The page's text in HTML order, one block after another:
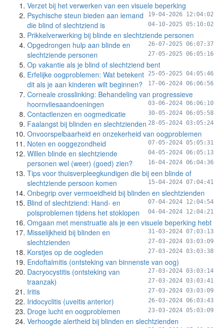
Verzet bij het verwerken van een visuele beperking
19-04-2026 12:04:02
Psychische steun bieden aan iemand
die blind of slechtziend is
04-10-2025 05:10:02
Prikkelverwerking bij blinde en slechtziende personen
26-07-2025 06:07:37
Opgedrongen hulp aan blinde en
slechtziende personen
27-05-2025 06:05:16
Op vakantie als je blind of slechtziend bent
25-05-2025 04:05:46
Erfelijke oogproblemen: Wat betekent
dit als je aan kinderen wilt beginnen?
17-06-2024 06:06:56
Corneale crosslinking: Behandeling van progressieve
hoornvliesaandoeningen
03-06-2024 06:06:10
Contactlenzen en oogmedicatie 30-05-2024 06:05:58
Faalangst bij blinden en slechtzienden 28-05-2024 03:05:24
Onvoorspelbaarheid en onzekerheid van oogproblemen
07-05-2024 05:05:31
Noten en ooggezondheid
04-05-2024 06:05:13
Willen blinde en slechtziende
personen wel (weer) (goed) zien?
16-04-2024 06:04:36
Tips voor thuisverpleegkundigen die bij een blinde of
slechtziende persoon komen
15-04-2024 07:04:41
Onbegrip over vermoeidheid bij blinden en slechtzienden
07-04-2024 12:04:54
Blind of slechtziend: Hand- en
polsproblemen tijdens het stoklopen
04-04-2024 12:04:21
Omgaan met menstruatie als je een visuele beperking hebt
31-03-2024 07:03:13
Misselijkheid bij blinden en
slechtzienden
27-03-2024 03:03:09
Korstjes op de oogleden 27-03-2024 03:03:38
Endoftalmitis (ontsteking van binnenste van oog)
27-03-2024 03:03:14
Dacryocystitis (ontsteking van
traanzak)
27-03-2024 03:03:41
Iritis 27-03-2024 03:03:09
Iridocyclitis (uveitis anterior) 26-03-2024 06:03:43
Droge lucht en oogproblemen 23-03-2024 05:03:09
Verhoogde alertheid bij blinden en slechtzienden